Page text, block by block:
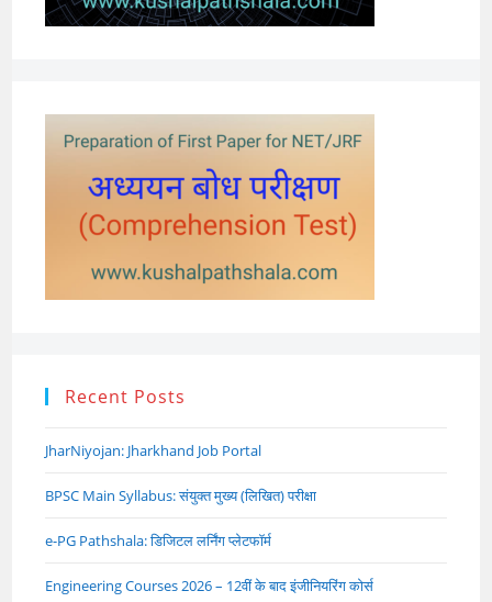
Recent Posts
JharNiyojan: Jharkhand Job Portal
BPSC Main Syllabus: संयुक्त मुख्य (लिखित) परीक्षा
e-PG Pathshala: डिजिटल लर्निंग प्लेटफॉर्म
Engineering Courses 2026 – 12वीं के बाद इंजीनियरिंग कोर्स